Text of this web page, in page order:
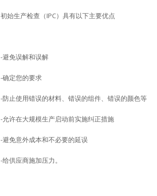
初始生产检查（IPC）具有以下主要优点
-避免误解和误解
-确定您的要求
-防止使用错误的材料、错误的组件、错误的颜色等
-允许在大规模生产启动前实施纠正措施
-避免意外成本和不必要的延误
-给供应商施加压力。